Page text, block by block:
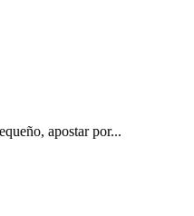
apostar por...